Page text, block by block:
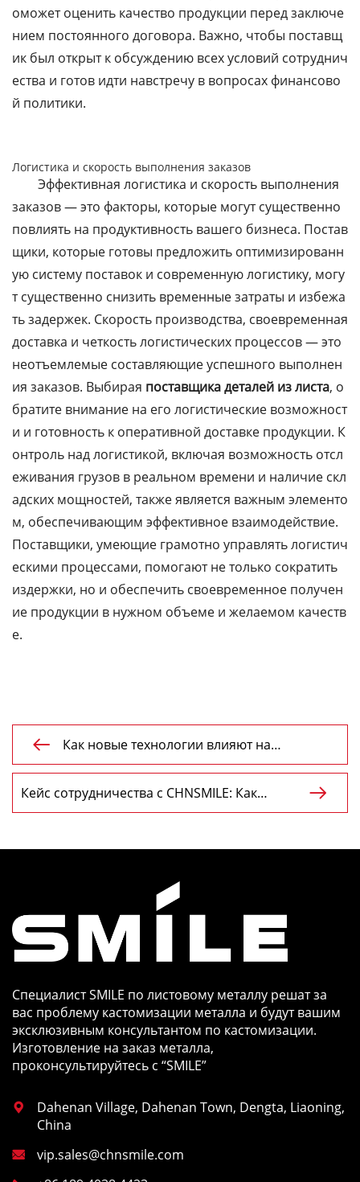
оможет оценить качество продукции перед заключе
нием постоянного договора. Важно, чтобы поставщ
ик был открыт к обсуждению всех условий сотруднич
ества и готов идти навстречу в вопросах финансово
й политики.
Логистика и скорость выполнения заказов
Эффективная логистика и скорость выполнения
заказов — это факторы, которые могут существенно
повлиять на продуктивность вашего бизнеса. Постав
щики, которые готовы предложить оптимизированн
ую систему поставок и современную логистику, могу
т существенно снизить временные затраты и избежа
ть задержек. Скорость производства, своевременная
доставка и четкость логистических процессов — это
неотъемлемые составляющие успешного выполнен
ия заказов. Выбирая поставщика деталей из листа, о
братите внимание на его логистические возможност
и и готовность к оперативной доставке продукции. К
онтроль над логистикой, включая возможность отсл
еживания грузов в реальном времени и наличие скл
адских мощностей, также является важным элементо
м, обеспечивающим эффективное взаимодействие.
Поставщики, умеющие грамотно управлять логистич
ескими процессами, помогают не только сократить
издержки, но и обеспечить своевременное получен
ие продукции в нужном объеме и желаемом качеств
е.

Как новые технологии влияют на
производство металла?
Кейс сотрудничества с CHNSMILE: Как
китайский завод листового металла в
Австралии

Специалист SMILE по листовому металлу решат за
вас проблему кастомизации металла и будут вашим
эксклюзивным консультантом по кастомизации.
Изготовление на заказ металла,
проконсультируйтесь с “SMILE”

Dahenan Village, Dahenan Town, Dengta, Liaoning,
China
 vip.sales@chnsmile.com